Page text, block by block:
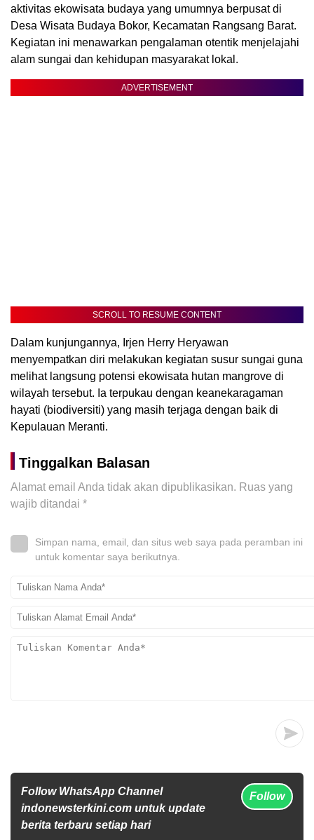
aktivitas ekowisata budaya yang umumnya berpusat di
Desa Wisata Budaya Bokor, Kecamatan Rangsang Barat.
Kegiatan ini menawarkan pengalaman otentik menjelajahi
alam sungai dan kehidupan masyarakat lokal.
ADVERTISEMENT
SCROLL TO RESUME CONTENT
Dalam kunjungannya, Irjen Herry Heryawan
menyempatkan diri melakukan kegiatan susur sungai guna
melihat langsung potensi ekowisata hutan mangrove di
wilayah tersebut. Ia terpukau dengan keanekaragaman
hayati (biodiversiti) yang masih terjaga dengan baik di
Kepulauan Meranti.
Tinggalkan Balasan
Alamat email Anda tidak akan dipublikasikan. Ruas yang
wajib ditandai *
Simpan nama, email, dan situs web saya pada peramban ini
untuk komentar saya berikutnya.
Follow WhatsApp Channel
indonewsterkini.com untuk update
berita terbaru setiap hari
Follow